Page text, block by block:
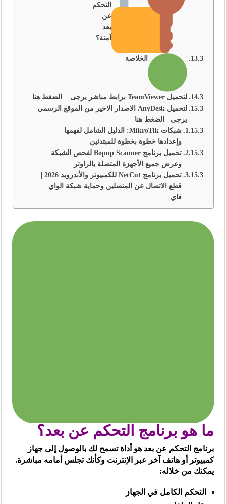
التحكم
عن
بعد
آمنة؟
الخلاصة
لتحميل TeamViewer برابط مباشر يرجى الضغط هنا
لتحميل AnyDesk الاصدار الاخير من الموقع الرسمي
يرجى الضغط هنا
شبكات MikroTik: الدليل الشامل لفهمها
وإعدادها خطوة بخطوة للمبتدئين
تحميل برنامج Bopup Scanner لفحص الشبكة
وعرض جميع الأجهزة المتصلة بالراوتر
قطع الاتصال عن المتصلين وحماية شبكة الواي
فاي
ما هو برنامج التحكم عن بعد؟
برنامج التحكم عن بعد هو أداة تسمح لك بالوصول إلى جهاز
كمبيوتر أو هاتف آخر عبر الإنترنت وكأنك تجلس أمامه مباشرة.
يمكنك من خلاله:
التحكم الكامل في الجهاز